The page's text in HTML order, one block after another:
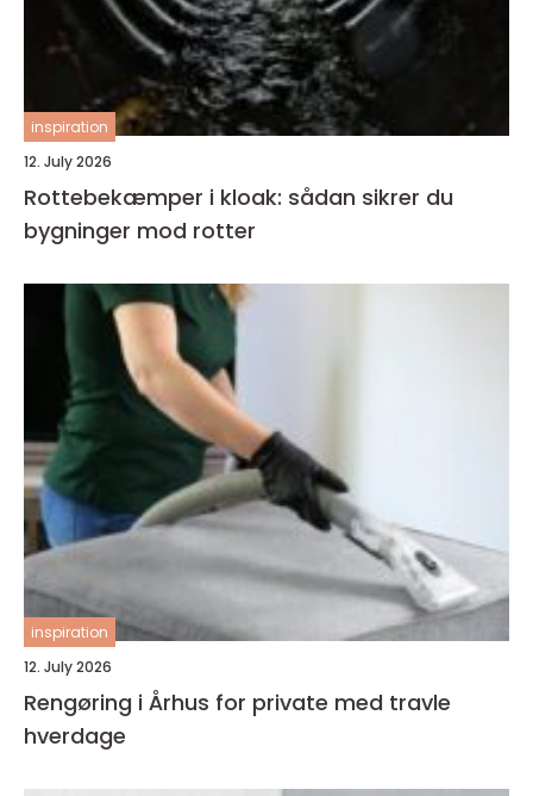
inspiration
12. July 2026
Rottebekæmper i kloak: sådan sikrer du
bygninger mod rotter
inspiration
12. July 2026
Rengøring i Århus for private med travle
hverdage